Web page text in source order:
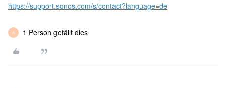
https://support.sonos.com/s/contact?language=de
A 1 Person gefällt dies